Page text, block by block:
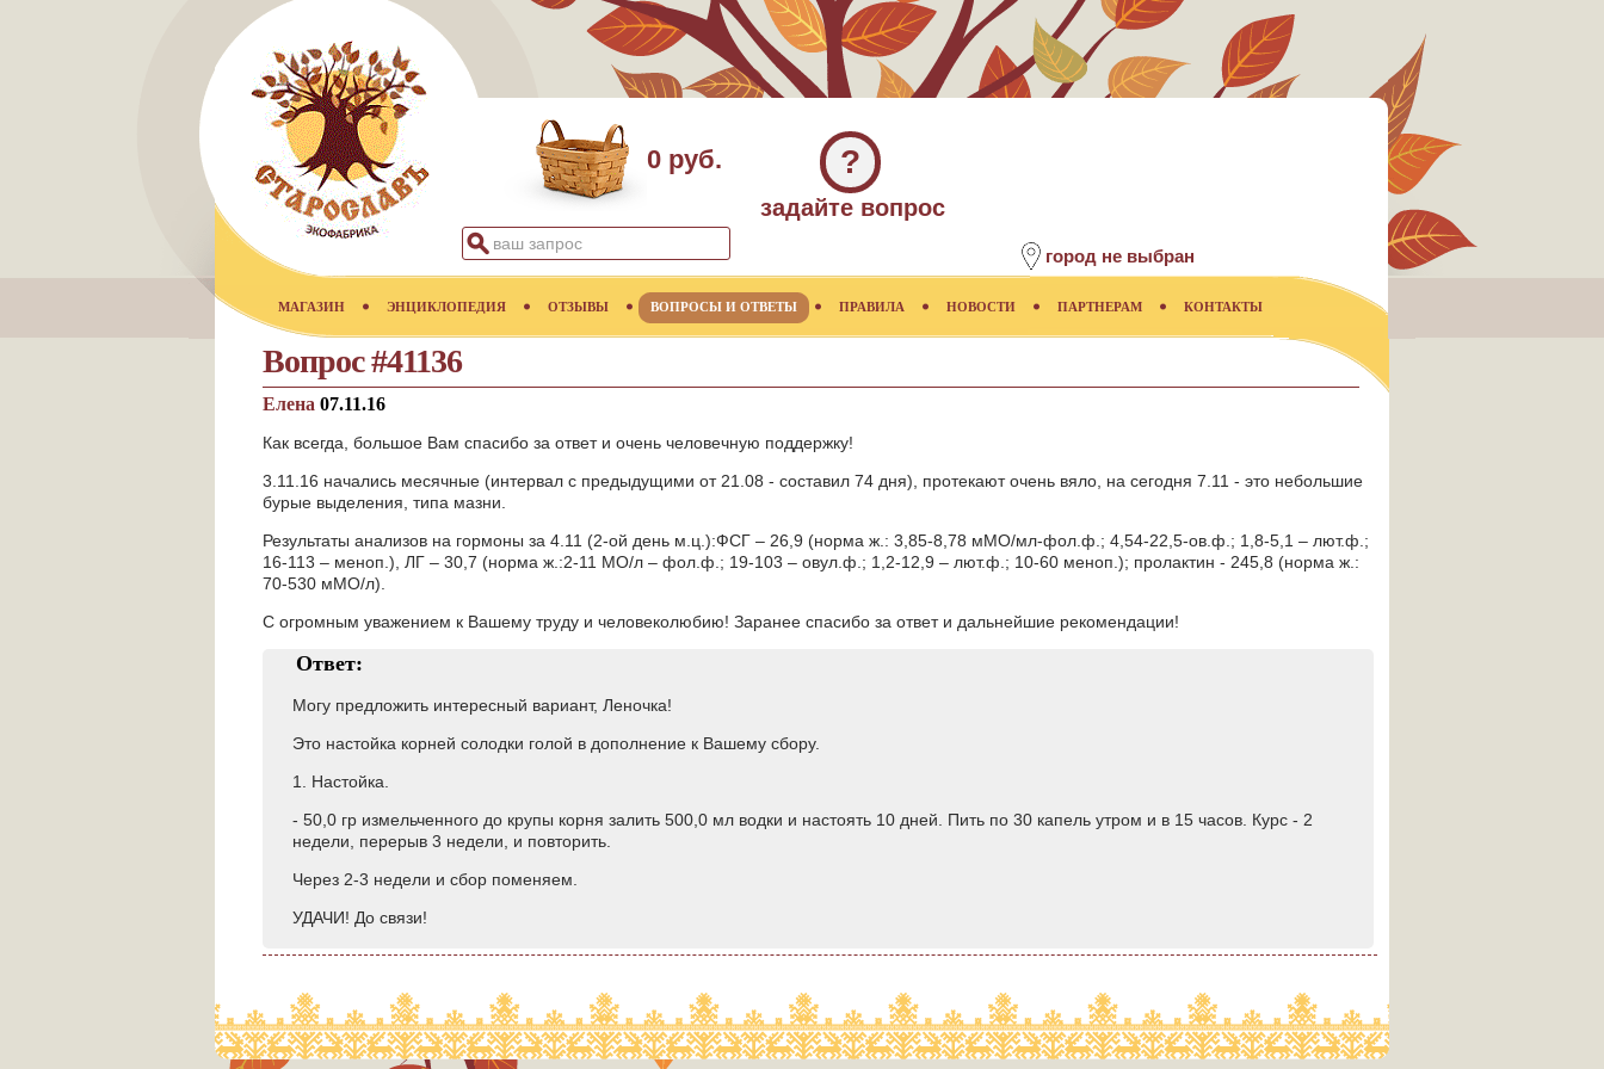
0 руб. ?
задайте вопрос
город не выбран
МАГАЗИН ЭНЦИКЛОПЕДИЯ ОТЗЫВЫ ВОПРОСЫ И ОТВЕТЫ ПРАВИЛА НОВОСТИ ПАРТНЕРАМ КОНТАКТЫ
Вопрос #41136
Елена 07.11.16
Как всегда, большое Вам спасибо за ответ и очень человечную поддержку!
3.11.16 начались месячные (интервал с предыдущими от 21.08 - составил 74 дня), протекают очень вяло, на сегодня 7.11 - это небольшие
бурые выделения, типа мазни.
Результаты анализов на гормоны за 4.11 (2-ой день м.ц.):ФСГ – 26,9 (норма ж.: 3,85-8,78 мМО/мл-фол.ф.; 4,54-22,5-ов.ф.; 1,8-5,1 – лют.ф.;
16-113 – меноп.), ЛГ – 30,7 (норма ж.:2-11 МО/л – фол.ф.; 19-103 – овул.ф.; 1,2-12,9 – лют.ф.; 10-60 меноп.); пролактин - 245,8 (норма ж.:
70-530 мМО/л).
С огромным уважением к Вашему труду и человеколюбию! Заранее спасибо за ответ и дальнейшие рекомендации!
Ответ:
Могу предложить интересный вариант, Леночка!
Это настойка корней солодки голой в дополнение к Вашему сбору.
1. Настойка.
- 50,0 гр измельченного до крупы корня залить 500,0 мл водки и настоять 10 дней. Пить по 30 капель утром и в 15 часов. Курс - 2
недели, перерыв 3 недели, и повторить.
Через 2-3 недели и сбор поменяем.
УДАЧИ! До связи!